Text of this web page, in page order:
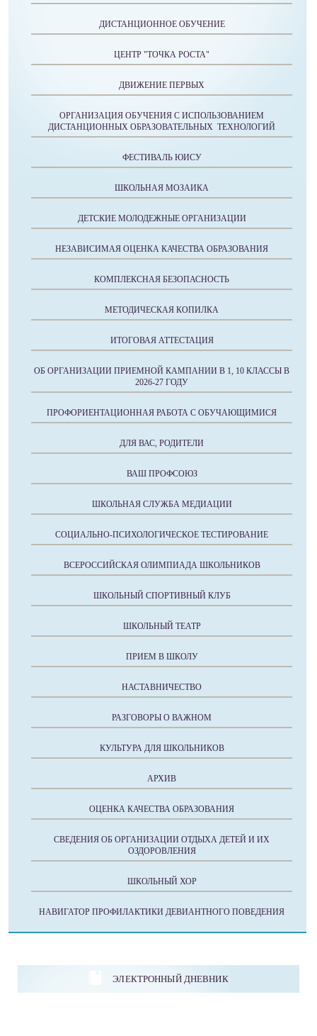
ДИСТАНЦИОННОЕ ОБУЧЕНИЕ
ЦЕНТР "ТОЧКА РОСТА"
ДВИЖЕНИЕ ПЕРВЫХ
ОРГАНИЗАЦИЯ ОБУЧЕНИЯ С ИСПОЛЬЗОВАНИЕМ
ДИСТАНЦИОННЫХ ОБРАЗОВАТЕЛЬНЫХ ТЕХНОЛОГИЙ
ФЕСТИВАЛЬ ЮИСУ
ШКОЛЬНАЯ МОЗАИКА
ДЕТСКИЕ МОЛОДЕЖНЫЕ ОРГАНИЗАЦИИ
НЕЗАВИСИМАЯ ОЦЕНКА КАЧЕСТВА ОБРАЗОВАНИЯ
КОМПЛЕКСНАЯ БЕЗОПАСНОСТЬ
МЕТОДИЧЕСКАЯ КОПИЛКА
ИТОГОВАЯ АТТЕСТАЦИЯ
ОБ ОРГАНИЗАЦИИ ПРИЕМНОЙ КАМПАНИИ В 1, 10 КЛАССЫ В
2026-27 ГОДУ
ПРОФОРИЕНТАЦИОННАЯ РАБОТА С ОБУЧАЮЩИМИСЯ
ДЛЯ ВАС, РОДИТЕЛИ
ВАШ ПРОФСОЮЗ
ШКОЛЬНАЯ СЛУЖБА МЕДИАЦИИ
СОЦИАЛЬНО-ПСИХОЛОГИЧЕСКОЕ ТЕСТИРОВАНИЕ
ВСЕРОССИЙСКАЯ ОЛИМПИАДА ШКОЛЬНИКОВ
ШКОЛЬНЫЙ СПОРТИВНЫЙ КЛУБ
ШКОЛЬНЫЙ ТЕАТР
ПРИЕМ В ШКОЛУ
НАСТАВНИЧЕСТВО
РАЗГОВОРЫ О ВАЖНОМ
КУЛЬТУРА ДЛЯ ШКОЛЬНИКОВ
АРХИВ
ОЦЕНКА КАЧЕСТВА ОБРАЗОВАНИЯ
СВЕДЕНИЯ ОБ ОРГАНИЗАЦИИ ОТДЫХА ДЕТЕЙ И ИХ
ОЗДОРОВЛЕНИЯ
ШКОЛЬНЫЙ ХОР
НАВИГАТОР ПРОФИЛАКТИКИ ДЕВИАНТНОГО ПОВЕДЕНИЯ
ЭЛЕКТРОННЫЙ ДНЕВНИК